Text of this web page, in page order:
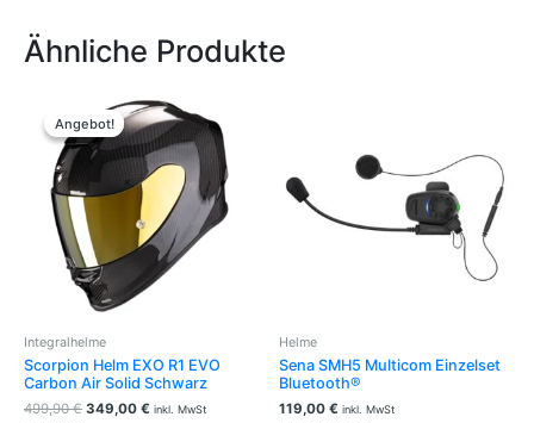
Ähnliche Produkte
Angebot!
Angebot!
Integralhelme
Scorpion Helm EXO R1 EVO
Carbon Air Solid Schwarz
499,90€
Ursprünglicher
Preis
war:
499,90 €
349,00 €
Aktueller
Preis
ist:
349,00 €.
inkl. MwSt
Produkt
weist
mehrere
Varianten
auf.
Produktseite
gewählt
Helme
Sena SMH5 Multicom Einzelset
Bluetooth®
119,00 € inkl. MwSt